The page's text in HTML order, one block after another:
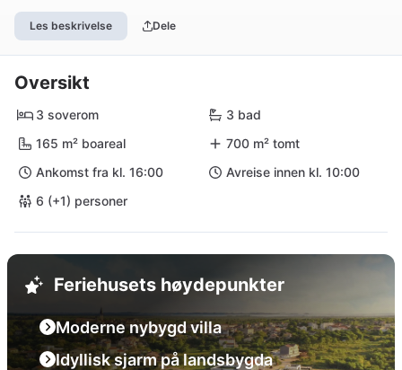
Les beskrivelse Dele
Oversikt
3 soverom
3 bad
165 m² boareal
700 m² tomt
Ankomst fra kl. 16:00
Avreise innen kl. 10:00
6 (+1) personer
Feriehusets høydepunkter
Moderne nybygd villa
Idyllisk sjarm på landsbygda